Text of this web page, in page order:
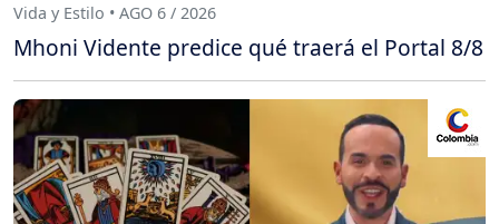
Vida y Estilo • AGO 6 / 2026
Mhoni Vidente predice qué traerá el Portal 8/8